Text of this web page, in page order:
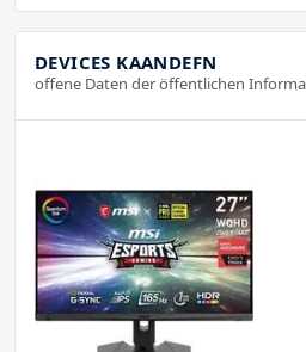
DEVICES KAANDEFN
offene Daten der öffentlichen